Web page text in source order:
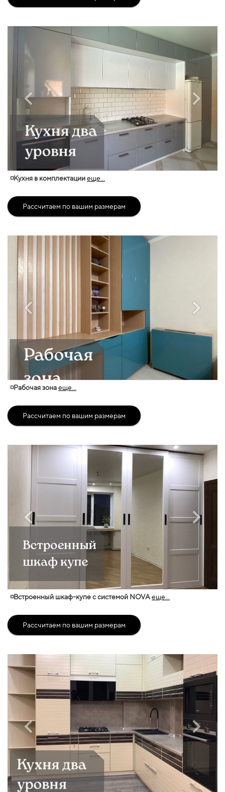
◽Кухня в комплектацииеще...
Рассчитаем по вашим размерам
◽Рабочая зонаеще...
Рассчитаем по вашим размерам
◽Встроенный шкаф-купе с системой NOVAеще...
Рассчитаем по вашим размерам